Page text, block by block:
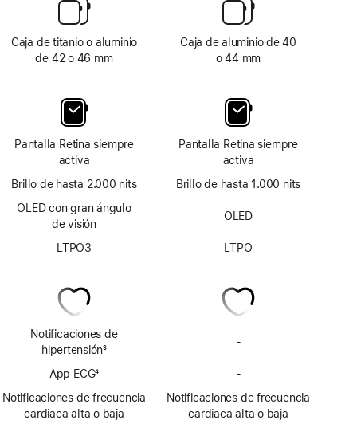
Caja de titanio o aluminio
de 42 o 46 mm
Pantalla Retina siempre
activa
Brillo de hasta 2.000 nits
OLED con gran ángulo
de visión
LTPO3
Notificaciones de
hipertensión
pie
3
App ECG
a
4
Notificaciones de frecuencia
cardiaca alta o baja
Caja de aluminio de 40
o 44 mm
Pantalla Retina siempre
activa
Brillo de hasta 1.000 nits
OLED
LTPO
-
posible
-
la
Notificaciones de frecuencia
cardiaca alta o baja